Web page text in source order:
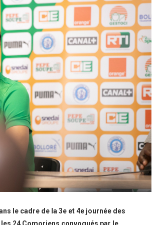
le cadre de la 3e et 4e journée des